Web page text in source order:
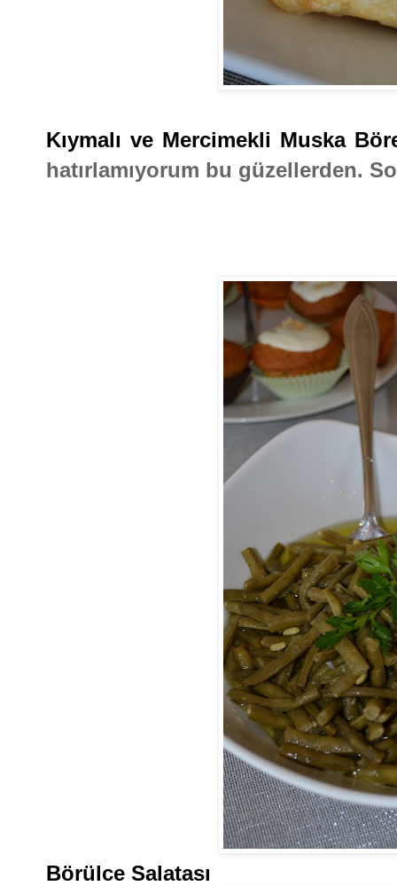
Kıymalı ve Mercimekli Muska
hatırlamıyorum bu güzellerden.
Börülce Salatası